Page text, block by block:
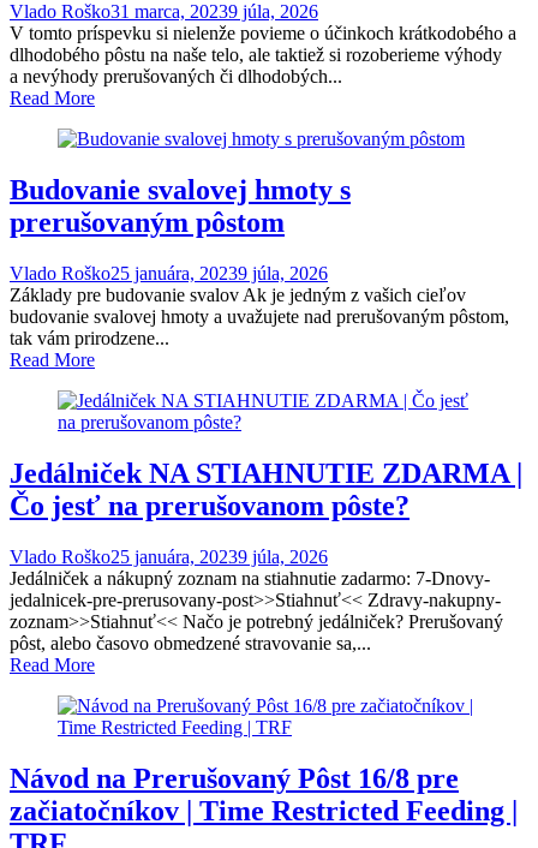
Vlado Roško31 marca, 20239 júla, 2026
V tomto príspevku si nielenže povieme o účinkoch krátkodobého a
dlhodobého pôstu na naše telo, ale taktiež si rozoberieme výhody
a nevýhody prerušovaných či dlhodobých...
Read More
Budovanie svalovej hmoty s
prerušovaným pôstom
Vlado Roško25 januára, 20239 júla, 2026
Základy pre budovanie svalov Ak je jedným z vašich cieľov
budovanie svalovej hmoty a uvažujete nad prerušovaným pôstom,
tak vám prirodzene...
Read More
Jedálniček NA STIAHNUTIE ZDARMA |
Čo jesť na prerušovanom pôste?
Vlado Roško25 januára, 20239 júla, 2026
Jedálniček a nákupný zoznam na stiahnutie zadarmo: 7-Dnovy-
jedalnicek-pre-prerusovany-post>>Stiahnuť<< Zdravy-nakupny-
zoznam>>Stiahnuť<< Načo je potrebný jedálniček? Prerušovaný
pôst, alebo časovo obmedzené stravovanie sa,...
Read More
Návod na Prerušovaný Pôst 16/8 pre
začiatočníkov | Time Restricted Feeding |